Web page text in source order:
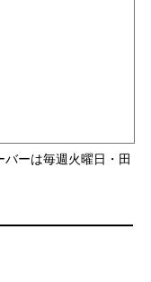
ーは毎週火曜日・田